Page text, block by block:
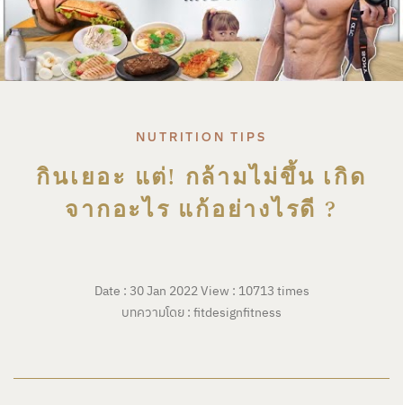
NUTRITION TIPS
กินเยอะ แต่! กล้ามไม่ขึ้น เกิด
จากอะไร แก้อย่างไรดี ?
Date : 30 Jan 2022View : 10713 times
บทความโดย : fitdesignfitness